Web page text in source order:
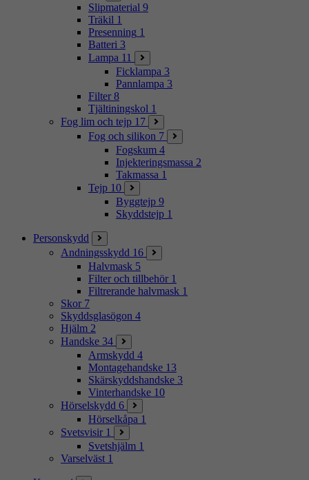
Slipmaterial 9
Träkil 1
Presenning 1
Batteri 3
Lampa 11
Ficklampa 3
Pannlampa 3
Filter 8
Tjältiningskol 1
Fog lim och tejp 17
Fog och silikon 7
Fogskum 4
Injekteringsmassa 2
Takmassa 1
Tejp 10
Byggtejp 9
Skyddstejp 1
Personskydd
Andningsskydd 16
Halvmask 5
Filter och tillbehör 1
Filtrerande halvmask 1
Skor 7
Skyddsglasögon 4
Hjälm 2
Handske 34
Armskydd 4
Montagehandske 13
Skärskyddshandske 3
Vinterhandske 10
Hörselskydd 6
Hörselkåpa 1
Svetsvisir 1
Svetshjälm 1
Varselväst 1